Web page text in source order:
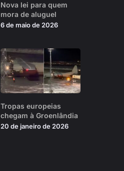
Nova lei para quem
mora de aluguel
6 de maio de 2026
Tropas europeias
chegam à Groenlândia
20 de janeiro de 2026